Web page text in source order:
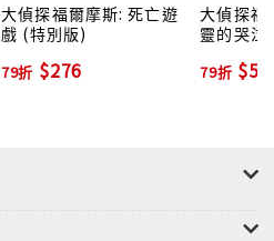
大偵探福爾摩斯: 死亡遊
戲 (特別版)
79折 $276
大偵探福
靈的哭
79折